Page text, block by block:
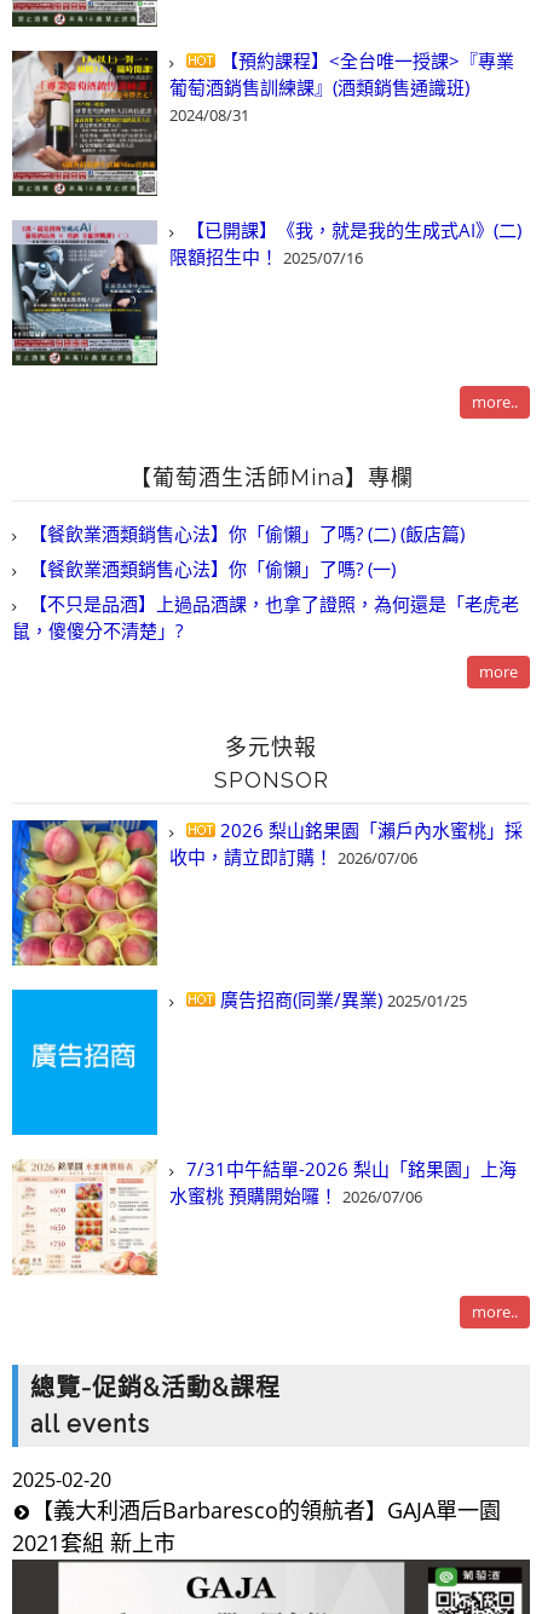
【預約課程】<全台唯一授課>『專業
葡萄酒銷售訓練課』(酒類銷售通識班)
2024/08/31
【已開課】《我，就是我的生成式AI》(二)
限額招生中！ 2025/07/16
more..
【葡萄酒生活師Mina】專欄
【餐飲業酒類銷售心法】你「偷懶」了嗎? (二) (飯店篇)
【餐飲業酒類銷售心法】你「偷懶」了嗎? (一)
【不只是品酒】上過品酒課，也拿了證照，為何還是「老虎老
鼠，傻傻分不清楚」?
more
多元快報
SPONSOR
2026 梨山銘果園「瀨戶內水蜜桃」採
收中，請立即訂購！ 2026/07/06
廣告招商(同業/異業) 2025/01/25
7/31中午結單-2026 梨山「銘果園」上海
水蜜桃 預購開始囉！ 2026/07/06
more..
總覽-促銷&活動&課程
all events
2025-02-20
【義大利酒后Barbaresco的領航者】GAJA單一園
2021套組 新上市